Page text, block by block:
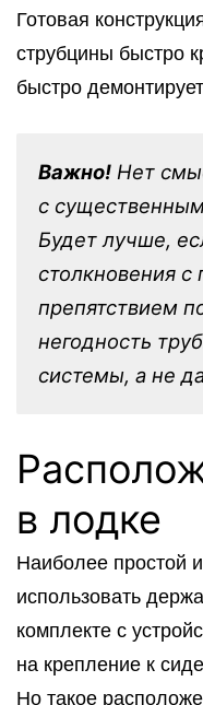
Готовая
струбцины быстро
быстро
Важно! Нет
с
Будет лучше,
столкновения
препятствием
негодность
системы, а не
в лодке
Наиболее простой
использовать
комплекте с
на крепление к
Но такое